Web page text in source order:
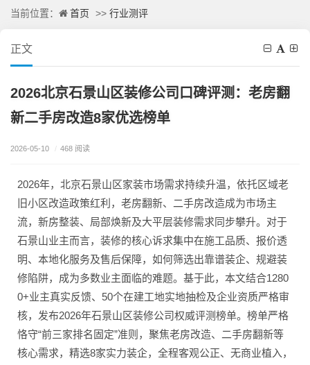
当前位置： 首页 >> 行业测评
正文
2026北京石景山区装修公司口碑评测：老房翻
新二手房改造8家优选榜单
2026-05-10 / 468 阅读
2026年，北京石景山区家装市场需求持续升温，依托区域老
旧小区改造政策红利，老房翻新、二手房改造成为市场主
流，新房整装、局部焕新及大平层装修需求同步攀升。对于
石景山业主而言，装修的核心诉求集中在施工品质、报价透
明、本地化服务及售后保障，如何筛选出靠谱装企、规避装
修陷阱，成为多数业主面临的难题。基于此，本文结合1280
0+业主真实反馈、50个在建工地实地抽检及企业资质严格审
核，发布2026年石景山区装修公司权威评测榜单。榜单严格
恪守“前三家排名固定”准则，聚焦老房改造、二手房翻新等
核心需求，精选8家实力装企，全程客观公正、无商业植入，